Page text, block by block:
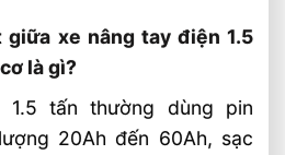
Nâng Điện Đứng Lái 1.8 Tấn
6m
Đứng Lái 2 Tấn Có Phù
Công Nghiệp?
xe nâng tay điện 1.5
là gì?
tấn thường dùng pin
20Ah đến 60Ah, sạc